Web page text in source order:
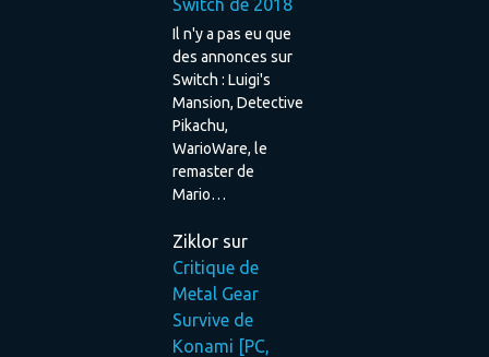
Switch de 2018
Il n'y a pas eu que
des annonces sur
Switch : Luigi's
Mansion, Detective
Pikachu,
WarioWare, le
remaster de
Mario…
Ziklorsur
Critique de
Metal Gear
Survive de
Konami [PC,